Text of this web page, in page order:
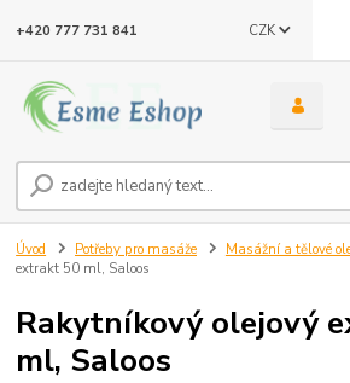
CZK
+420 777 731 841
Úvod Potřeby pro masáže Masážní a tělové
extrakt 50 ml, Saloos
Rakytníkový olejový
ml, Saloos